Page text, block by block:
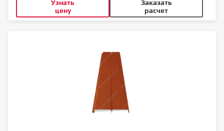
Узнать
цену
Заказать
расчет